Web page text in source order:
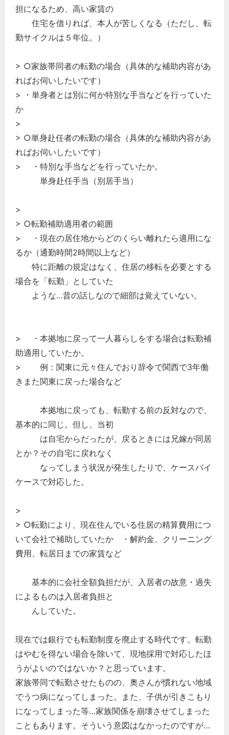
担になるため、高い家賃の
住宅を借りれば、本人が苦しくなる（ただし、転
勤サイクルは５年位。）
> ○家族帯同者の転勤の場合（具体的な補助内容があ
ればお伺いしたいです）
> ・単身者とは別に何か特別な手当などを行っていた
か
>
> ○単身赴任者の転勤の場合（具体的な補助内容があ
ればお伺いしたいです）
> ・特別な手当などを行っていたか。
単身赴任手当（別居手当）
>
> ○転勤補助適用者の範囲
> ・現在の居住地からどのくらい離れたら適用にな
るか（通勤時間2時間以上など）
特に距離の規定はなく、住居の移転を必要とする
場合を「転勤」としていた
ような…昔の話しなので細部は覚えていない。
> ・本拠地に戻って一人暮らしをする場合は転勤補
助適用していたか。
> 例：関東に元々住んでおり辞令で関西で3年働
きまた関東に戻った場合など
本拠地に戻っても、転勤する前の反対なので、
基本的に同じ。但し、当初
は自宅からだったが、戻るときには兄嫁が同居
とか？その自宅に戻れなく
なってしまう状況が発生したりで、ケースバイ
ケースで対応した。
>
> ○転勤により、現在住んでいる住居の精算費用につ
いて会社で補助していたか ・解約金、クリーニング
費用、転居日までの家賃など
基本的に会社全額負担だが、入居者の故意・過失
によるものは入居者負担と
んしていた。
現在では銀行でも転勤制度を廃止する時代です。転勤
はやむを得ない場合を除いて、現地採用で対応したほ
うがよいのではないか？と思っています。
家族帯同で転勤させたものの、奥さんが慣れない地域
でうつ病になってしまった。また、子供が引きこもり
になってしまった等…家族関係を崩壊させてしまった
こともあります。そういう意図はなかったのですが…